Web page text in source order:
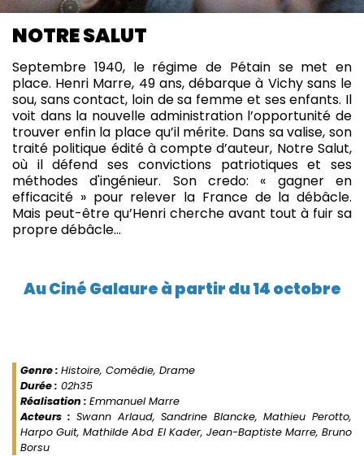
NOTRE SALUT
Septembre 1940, le régime de Pétain se met en
place. Henri Marre, 49 ans, débarque à Vichy sans le
sou, sans contact, loin de sa femme et ses enfants. Il
voit dans la nouvelle administration l’opportunité de
trouver enfin la place qu’il mérite. Dans sa valise, son
traité politique édité à compte d’auteur, Notre Salut,
où il défend ses convictions patriotiques et ses
méthodes d'ingénieur. Son credo: « gagner en
efficacité » pour relever la France de la débâcle.
Mais peut-être qu’Henri cherche avant tout à fuir sa
propre débâcle…
Au Ciné Galaure à partir du 14 octobre
Genre : Histoire, Comédie, Drame
Durée : 02h35
Réalisation : Emmanuel Marre
Acteurs : Swann Arlaud, Sandrine Blancke, Mathieu Perotto,
Harpo Guit, Mathilde Abd El Kader, Jean-Baptiste Marre, Bruno
Borsu